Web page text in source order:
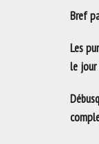
Bref
Les
le jour